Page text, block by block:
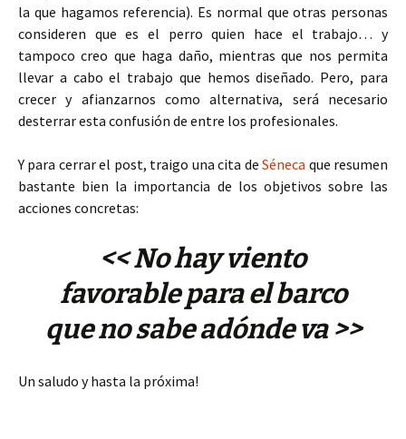
la que hagamos referencia). Es normal que otras personas
consideren que es el perro quien hace el trabajo… y
tampoco creo que haga daño, mientras que nos permita
llevar a cabo el trabajo que hemos diseñado. Pero, para
crecer y afianzarnos como alternativa, será necesario
desterrar esta confusión de entre los profesionales.
Y para cerrar el post, traigo una cita deSéneca que resumen
bastante bien la importancia de los objetivos sobre las
acciones concretas:
<< No hay viento
favorable para el barco
que no sabe adónde va >>
Un saludo y hasta la próxima!